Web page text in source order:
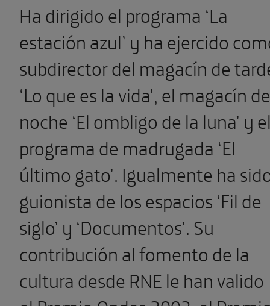
Ha dirigido el programa ‘La
estación azul’ y ha ejercido
subdirector del magacín de
‘Lo que es la vida’, el magacín de
noche ‘El ombligo de la luna’ y
programa de madrugada ‘El
último gato’. Igualmente ha
guionista de los espacios ‘Fil de
siglo’ y ‘Documentos’. Su
contribución al fomento de la
cultura desde RNE le han valido